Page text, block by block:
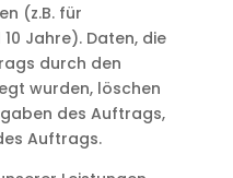
(z.B. für
Jahre). Daten, die
durch den
wurden, löschen
des Auftrags,
Auftrags.